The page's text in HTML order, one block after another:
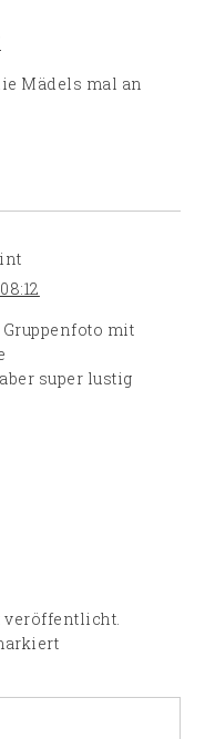
Mädels mal an
mit
super lustig
veröffentlicht.